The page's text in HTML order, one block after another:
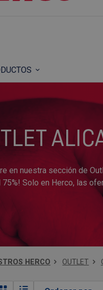
en nuestra sección de
75%! Solo en Herco, las
HERCO OUTLET